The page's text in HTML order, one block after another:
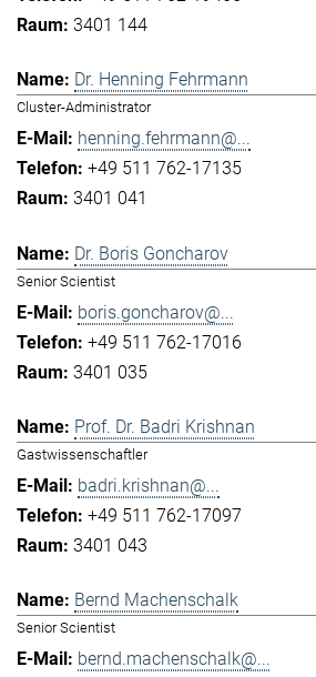
3401 144
Dr. Henning Fehrmann
Cluster-Administrator
henning.fehrmann@...
+49 511 762-17135
3401 041
Dr. Boris Goncharov
Senior Scientist
boris.goncharov@...
+49 511 762-17016
3401 035
Prof. Dr. Badri Krishnan
Gastwissenschaftler
badri.krishnan@...
+49 511 762-17097
3401 043
Bernd Machenschalk
Senior Scientist
bernd.machenschalk@...